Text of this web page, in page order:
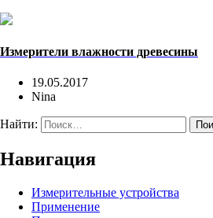
Измерители влажности древесины
19.05.2017
Nina
Найти:
Навигация
Измерительные устройства
Применение